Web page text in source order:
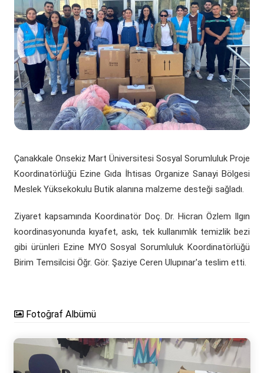
Çanakkale Onsekiz Mart Üniversitesi Sosyal Sorumluluk Proje
Koordinatörlüğü Ezine Gıda İhtisas Organize Sanayi Bölgesi
Meslek Yüksekokulu Butik alanına malzeme desteği sağladı.
Ziyaret kapsamında Koordinatör Doç. Dr. Hicran Özlem Ilgın
koordinasyonunda kıyafet, askı, tek kullanımlık temizlik bezi
gibi ürünleri Ezine MYO Sosyal Sorumluluk Koordinatörlüğü
Birim Temsilcisi Öğr. Gör. Şaziye Ceren Ulupınar'a teslim etti.
Fotoğraf Albümü
Kurumsal Değerlendirme Sistemi(yeni sekmede açılır)
Fahri Doktora Ünvanı
Kurumsal Logo
Döner Sermaye(yeni sekmede açılır)
Uluslararası Danışma Kurulu
Daire Başkanlıkları
Koordinatörlükler
İç Denetim Birim B.(yeni sekmede açılır)
ÇOMÜ Marşı
Üniversite Hastaneleri
Araştırma Laboratuarları(yeni sekmede açılır)
Araştırma Merkezleri
Lisansüstü Eğitim Enstitüsü(yeni sekmede açılır)
Çanakkale Teknopark(yeni sekmede açılır)
Proje Destek Ofisi
Etik Kurulları
Öğrenci Dekanlığı(yeni sekmede açılır)
Öğrenci Kulüpleri Haberleri
Psikolojik Danışmanlık Rehberlik (yeni sekmede açılır)
Engelli Öğrenci Birimi(yeni sekmede açılır)